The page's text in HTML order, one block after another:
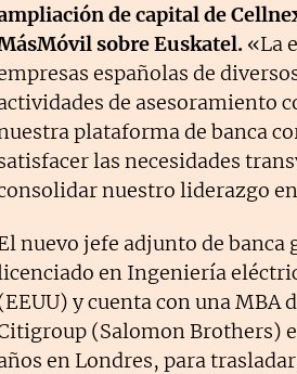
de capital de
sobre Euskatel. «La
españolas de
de asesoramiento
plataforma de banca
las necesidades
nuestro liderazgo
nuevo jefe adjunto de banca
en Ingeniería
y cuenta con una MBA
(Salomon Brothers)
en Londres, para